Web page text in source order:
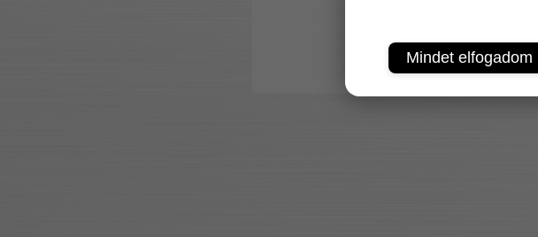
Mindet elfogadom